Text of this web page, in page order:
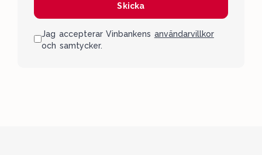
Skicka
Jag accepterar Vinbankens användarvillkor
och samtycker.